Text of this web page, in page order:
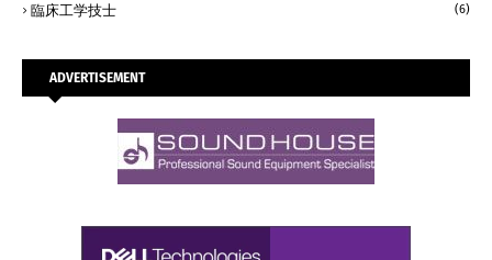
臨床工学技士 (6)
ADVERTISEMENT